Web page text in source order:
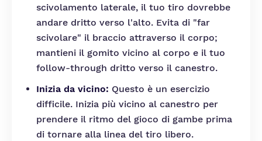
scivolamento laterale, il tuo tiro dovrebbe
andare dritto verso l'alto. Evita di "far
scivolare" il braccio attraverso il corpo;
mantieni il gomito vicino al corpo e il tuo
follow-through dritto verso il canestro.
Inizia da vicino: Questo è un esercizio
difficile. Inizia più vicino al canestro per
prendere il ritmo del gioco di gambe prima
di tornare alla linea del tiro libero.